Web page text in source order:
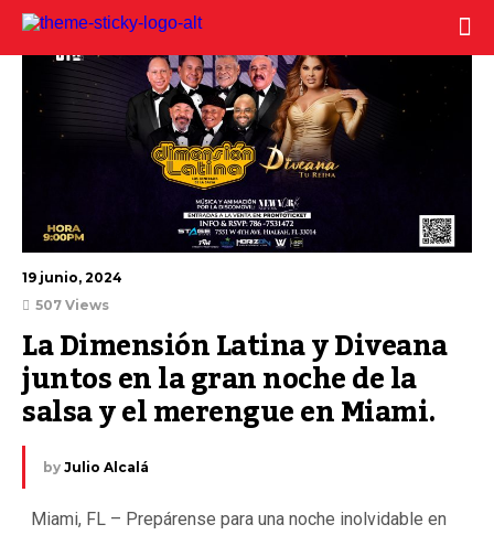
19 junio, 2024
507 Views
La Dimensión Latina y Diveana
juntos en la gran noche de la
salsa y el merengue en Miami.
by Julio Alcalá
Miami, FL – Prepárense para una noche inolvidable en